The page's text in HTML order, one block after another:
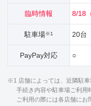
臨時情報 8/18
駐車場※1 20台
PayPay対応 ○
※1 店舗によっては、近隣駐
手続き内容や駐車場ご利用
ご利用の際には各店舗にお